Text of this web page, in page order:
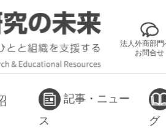
法人外商部門
お問合せ
記事・ニュー
ス
グ